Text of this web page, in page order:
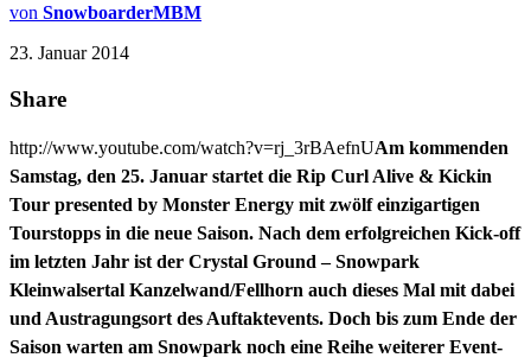
von SnowboarderMBM
23. Januar 2014
Share
http://www.youtube.com/watch?v=rj_3rBAefnUAm kommenden
Samstag, den 25. Januar startet die Rip Curl Alive & Kickin
Tour presented by Monster Energy mit zwölf einzigartigen
Tourstopps in die neue Saison. Nach dem erfolgreichen Kick-off
im letzten Jahr ist der Crystal Ground – Snowpark
Kleinwalsertal Kanzelwand/Fellhorn auch dieses Mal mit dabei
und Austragungsort des Auftaktevents. Doch bis zum Ende der
Saison warten am Snowpark noch eine Reihe weiterer Event-